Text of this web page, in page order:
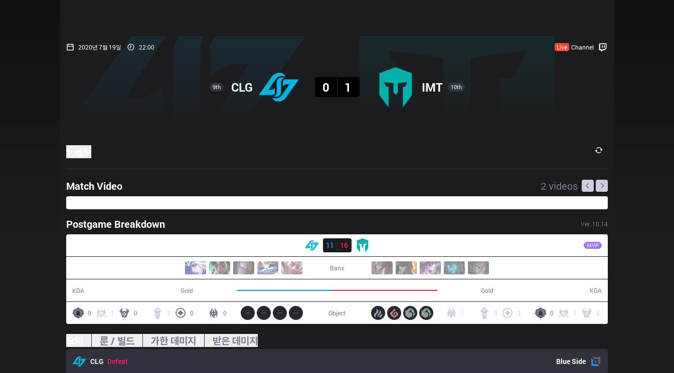
2020년 7월 19일 22:00 Live Channel
9th CLG
0
1 IMT 10th
Match Video 2 videos
Postgame Breakdown Ver. 10.14
11
16 MVP
Bans
KDA Gold Gold KDA
0 1 0 3 0 0 0 1 2
9 3
1
Object
룬 / 빌드 가한 데미지 받은 데미지
CLG Defeat BlueSide